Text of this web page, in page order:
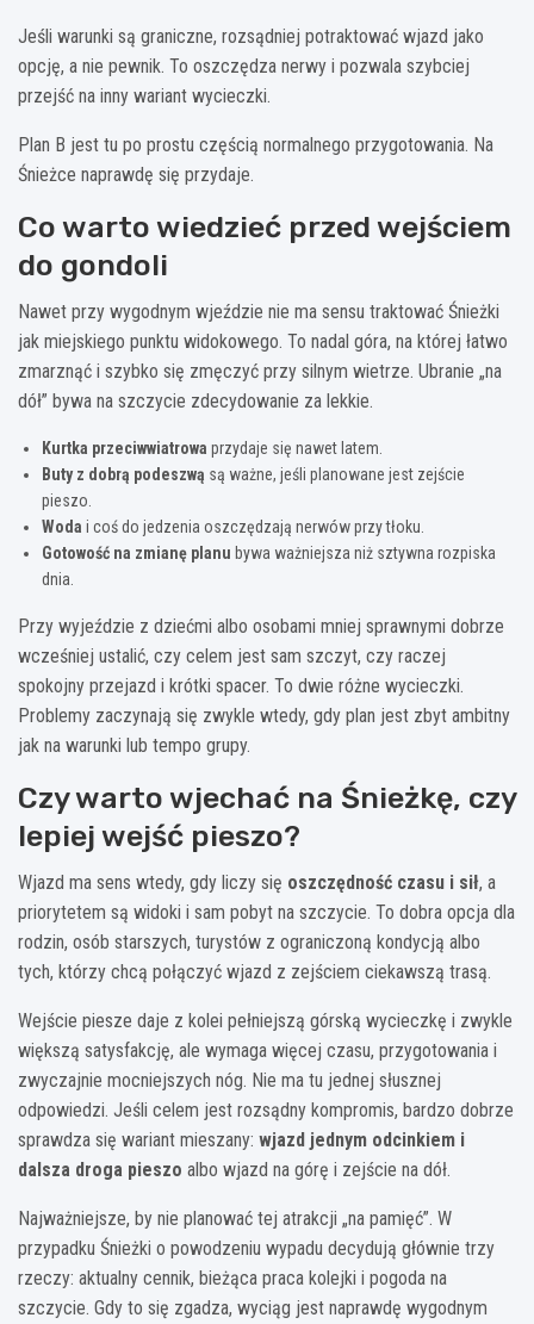
Jeśli warunki są graniczne, rozsądniej potraktować wjazd jako
opcję, a nie pewnik. To oszczędza nerwy i pozwala szybciej
przejść na inny wariant wycieczki.
Plan B jest tu po prostu częścią normalnego przygotowania. Na
Śnieżce naprawdę się przydaje.
Co warto wiedzieć przed wejściem
do gondoli
Nawet przy wygodnym wjeździe nie ma sensu traktować Śnieżki
jak miejskiego punktu widokowego. To nadal góra, na której łatwo
zmarznąć i szybko się zmęczyć przy silnym wietrze. Ubranie „na
dół” bywa na szczycie zdecydowanie za lekkie.
Kurtka przeciwwiatrowa przydaje się nawet latem.
Buty z dobrą podeszwą są ważne, jeśli planowane jest zejście
pieszo.
Woda i coś do jedzenia oszczędzają nerwów przy tłoku.
Gotowość na zmianę planu bywa ważniejsza niż sztywna rozpiska
dnia.
Przy wyjeździe z dziećmi albo osobami mniej sprawnymi dobrze
wcześniej ustalić, czy celem jest sam szczyt, czy raczej
spokojny przejazd i krótki spacer. To dwie różne wycieczki.
Problemy zaczynają się zwykle wtedy, gdy plan jest zbyt ambitny
jak na warunki lub tempo grupy.
Czy warto wjechać na Śnieżkę, czy
lepiej wejść pieszo?
Wjazd ma sens wtedy, gdy liczy się oszczędność czasu i sił, a
priorytetem są widoki i sam pobyt na szczycie. To dobra opcja dla
rodzin, osób starszych, turystów z ograniczoną kondycją albo
tych, którzy chcą połączyć wjazd z zejściem ciekawszą trasą.
Wejście piesze daje z kolei pełniejszą górską wycieczkę i zwykle
większą satysfakcję, ale wymaga więcej czasu, przygotowania i
zwyczajnie mocniejszych nóg. Nie ma tu jednej słusznej
odpowiedzi. Jeśli celem jest rozsądny kompromis, bardzo dobrze
sprawdza się wariant mieszany: wjazd jednym odcinkiem i
dalsza droga pieszo albo wjazd na górę i zejście na dół.
Najważniejsze, by nie planować tej atrakcji „na pamięć”. W
przypadku Śnieżki o powodzeniu wypadu decydują głównie trzy
rzeczy: aktualny cennik, bieżąca praca kolejki i pogoda na
szczycie. Gdy to się zgadza, wyciąg jest naprawdę wygodnym